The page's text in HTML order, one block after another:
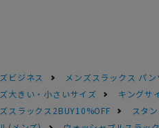
ビジネス
メンズスラックス パン
大きい・小さいサイズ
キングサ
スラックス2BUY10%OFF
スタ